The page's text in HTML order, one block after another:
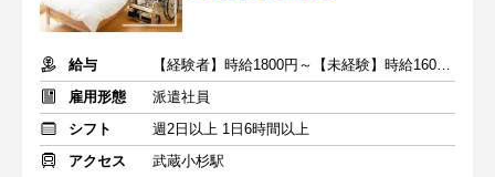
給与
【経験者】時給1800円～【未経験】時給1600円～ ※交通費全額
雇用形態
派遣社員
シフト
週2日以上 1日6時間以上
アクセス
武蔵小杉駅